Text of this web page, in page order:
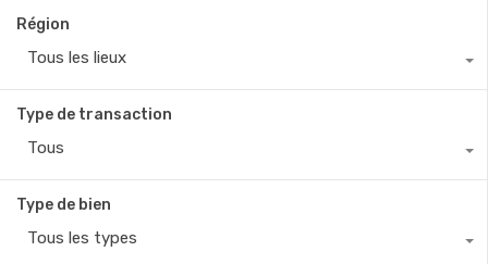
Région
Tous les lieux
Type de transaction
Tous
Type de bien
Tous les types